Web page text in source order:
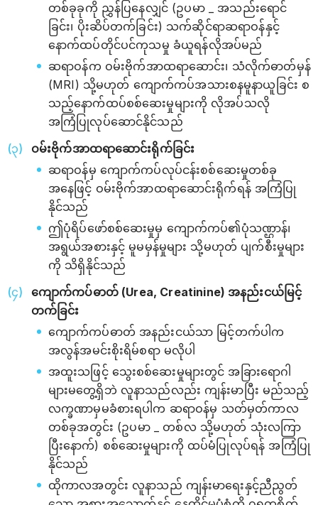
တစ်ခုခုကို ညွှန်ပြနေလျှင် (ဥပမာ _ အသည်းရောင်
ခြင်း၊ ပိုးဆိပ်တက်ခြင်း) သက်ဆိုင်ရာဆရာဝန်နှင့်
နောက်ထပ်တိုင်ပင်ကုသမှု ခံယူရန်လိုအပ်မည်
ဆရာဝန်က ဝမ်းဗိုက်အာထရာဆောင်း၊ သံလိုက်ဓာတ်မှန်
(MRI) သို့မဟုတ် ကျောက်ကပ်အသားစနမူနာယူခြင်း စ
သည့်နောက်ထပ်စစ်ဆေးမှုများကို လိုအပ်သလို
အကြံပြုလုပ်ဆောင်နိုင်သည်
ဝမ်းဗိုက်အာထရာဆောင်းရိုက်ခြင်း
ဆရာဝန်မှ ကျောက်ကပ်လုပ်ငန်းစစ်ဆေးမှုတစ်ခု
အနေဖြင့် ဝမ်းဗိုက်အာထရာဆောင်းရိုက်ရန် အကြံပြု
နိုင်သည်
ဤပုံရိပ်ဖော်စစ်ဆေးမှုမှ ကျောက်ကပ်၏ပုံသဏ္ဌာန်၊
အရွယ်အစားနှင့် မူမမှန်မှုများ သို့မဟုတ် ပျက်စီးမှုများ
ကို သိရှိနိုင်သည်
ကျောက်ကပ်ဓာတ် (Urea, Creatinine) အနည်းငယ်မြင့်
တက်ခြင်း
ကျောက်ကပ်ဓာတ် အနည်းငယ်သာ မြင့်တက်ပါက
အလွန်အမင်းစိုးရိမ်စရာ မလိုပါ
အထူးသဖြင့် သွေးစစ်ဆေးမှုများတွင် အခြားရောဂါ
များမတွေ့ရှိဘဲ လူနာသည်လည်း ကျန်းမာပြီး မည်သည့်
လက္ခဏာမှမခံစားရပါက ဆရာဝန်မှ သတ်မှတ်ကာလ
တစ်ခုအတွင်း (ဥပမာ _ တစ်လ သို့မဟုတ် သုံးလကြာ
ပြီးနောက်) စစ်ဆေးမှုများကို ထပ်မံပြုလုပ်ရန် အကြံပြု
နိုင်သည်
ထိုကာလအတွင်း လူနာသည် ကျန်းမာရေးနှင့်ညီညွတ်